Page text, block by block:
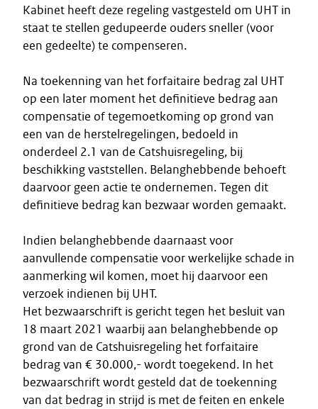
Kabinet heeft deze regeling vastgesteld om UHT in
staat te stellen gedupeerde ouders sneller (voor
een gedeelte) te compenseren.
Na toekenning van het forfaitaire bedrag zal UHT
op een later moment het definitieve bedrag aan
compensatie of tegemoetkoming op grond van
een van de herstelregelingen, bedoeld in
onderdeel 2.1 van de Catshuisregeling, bij
beschikking vaststellen. Belanghebbende behoeft
daarvoor geen actie te ondernemen. Tegen dit
definitieve bedrag kan bezwaar worden gemaakt.
Indien belanghebbende daarnaast voor
aanvullende compensatie voor werkelijke schade in
aanmerking wil komen, moet hij daarvoor een
verzoek indienen bij UHT.
Het bezwaarschrift is gericht tegen het besluit van
18 maart 2021 waarbij aan belanghebbende op
grond van de Catshuisregeling het forfaitaire
bedrag van € 30.000,- wordt toegekend. In het
bezwaarschrift wordt gesteld dat de toekenning
van dat bedrag in strijd is met de feiten en enkele